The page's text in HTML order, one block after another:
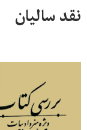
نقد سالیان